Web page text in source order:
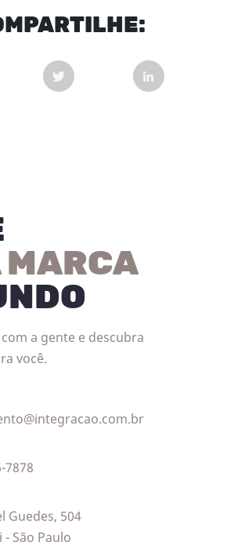
PARTILHE:
POST NO FACEBOOK EM NOVA
COMPARTILHAR POST NO
MARCA
a gente e descubra
você.
7878
Guedes, 504
São Paulo